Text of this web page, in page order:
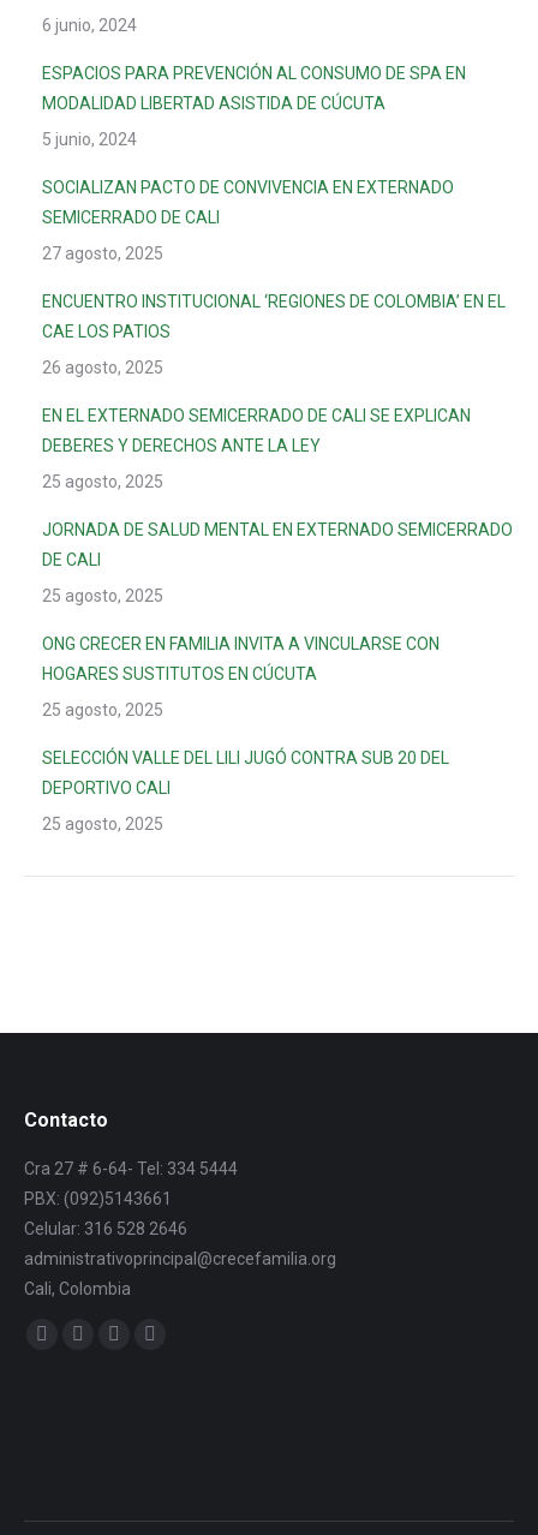
6 junio, 2024
ESPACIOS PARA PREVENCIÓN AL CONSUMO DE SPA EN
MODALIDAD LIBERTAD ASISTIDA DE CÚCUTA
5 junio, 2024
SOCIALIZAN PACTO DE CONVIVENCIA EN EXTERNADO
SEMICERRADO DE CALI
27 agosto, 2025
ENCUENTRO INSTITUCIONAL ‘REGIONES DE COLOMBIA’ EN EL
CAE LOS PATIOS
26 agosto, 2025
EN EL EXTERNADO SEMICERRADO DE CALI SE EXPLICAN
DEBERES Y DERECHOS ANTE LA LEY
25 agosto, 2025
JORNADA DE SALUD MENTAL EN EXTERNADO SEMICERRADO
DE CALI
25 agosto, 2025
ONG CRECER EN FAMILIA INVITA A VINCULARSE CON
HOGARES SUSTITUTOS EN CÚCUTA
25 agosto, 2025
SELECCIÓN VALLE DEL LILI JUGÓ CONTRA SUB 20 DEL
DEPORTIVO CALI
25 agosto, 2025
Contacto
Cra 27 # 6-64- Tel: 334 5444
PBX: (092)5143661
Celular: 316 528 2646
administrativoprincipal@crecefamilia.org
Cali, Colombia
Find us on: